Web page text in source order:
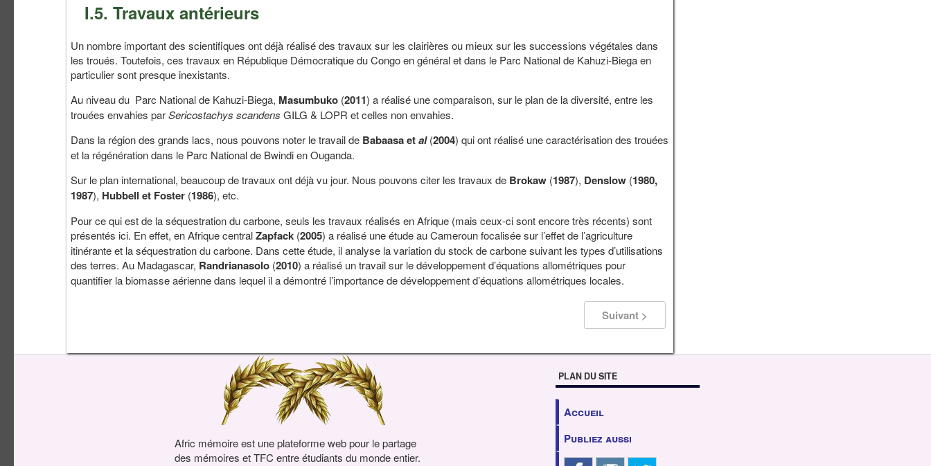
I.5. Travaux antérieurs
Un nombre important des scientifiques ont déjà réalisé des travaux sur les clairières ou mieux sur les successions végétales dans
les troués. Toutefois, ces travaux en République Démocratique du Congo en général et dans le Parc National de Kahuzi-Biega en
particulier sont presque inexistants.
Au niveau du Parc National de Kahuzi-Biega, Masumbuko (2011) a réalisé une comparaison, sur le plan de la diversité, entre les
trouées envahies parSericostachys scandens GILG & LOPR et celles non envahies.
Dans la région des grands lacs, nous pouvons noter le travail de Babaasa etal(2004) qui ont réalisé une caractérisation des trouées
et la régénération dans le Parc National de Bwindi en Ouganda.
Sur le plan international, beaucoup de travaux ont déjà vu jour. Nous pouvons citer les travaux de Brokaw (1987), Denslow (1980,
1987), Hubbell et Foster (1986), etc.
Pour ce qui est de la séquestration du carbone, seuls les travaux réalisés en Afrique (mais ceux-ci sont encore très récents) sont
présentés ici. En effet, en Afrique centralZapfack (2005) a réalisé une étude au Cameroun focalisée sur l’effet de l’agriculture
itinérante et la séquestration du carbone. Dans cette étude, il analyse la variation du stock de carbone suivant les types d’utilisations
des terres. Au Madagascar, Randrianasolo (2010) a réalisé un travail sur le développement d’équations allométriques pour
quantifier la biomasse aérienne dans lequel il a démontré l’importance de développement d’équations allométriques locales.
Suivant >
Afric mémoire est une plateforme web pour le partage
des mémoires et TFC entre étudiants du monde entier.
PLAN DU SITE
Accueil
Publiez aussi